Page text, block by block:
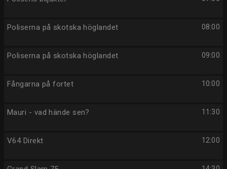
08:00
Poliserna på skotska höglandet
09:00
Poliserna på skotska höglandet
10:00
Fångarna på fortet
11:30
Mauri - vad hände sen?
12:00
V64 Direkt